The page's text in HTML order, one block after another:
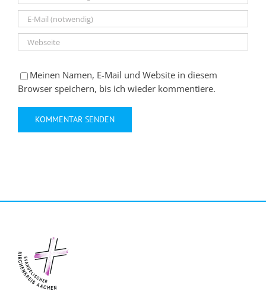
Meinen Namen, E-Mail und Website in diesem
Browser speichern, bis ich wieder kommentiere.